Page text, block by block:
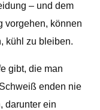
– und dem
vorgehen, können
kühl zu bleiben.
gibt, die man
enden nie
darunter ein